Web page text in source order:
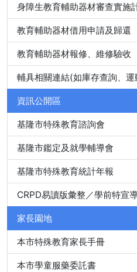
身障生教育輔助器材審查實施
教育輔助器材借用申請及歸還
教育輔助器材報修、維修驗收
輔具相關連結(如庫存查詢、
資訊公開區
基隆市特殊教育諮詢會
基隆市鑑定及就學輔導會
基隆市特殊教育統計年報
CRPD易讀版彙整／學前特宣
家長園地
本市特殊教育家長手冊
本市學童服藥委託書